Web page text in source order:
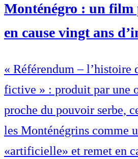
Monténégro : un film
en cause vingt ans
« Référendum – l’histoire
fictive » : produit par une
proche du pouvoir serbe,
les Monténégrins comme
«artificielle» et remet en